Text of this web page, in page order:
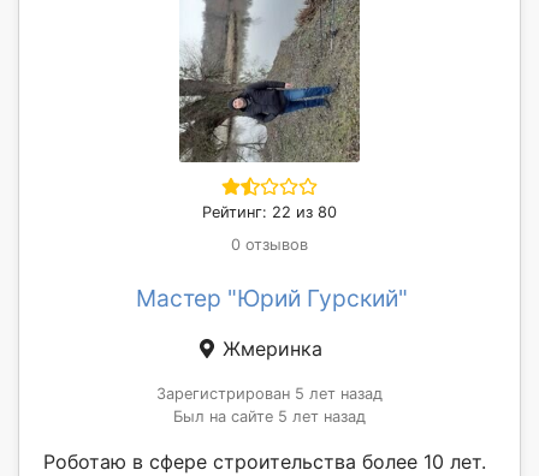
Рейтинг: 22 из 80
0 отзывов
Мастер "Юрий Гурский"
Жмеринка
Зарегистрирован 5 лет назад
Был на сайте 5 лет назад
Роботаю в сфере строительства более 10 лет.